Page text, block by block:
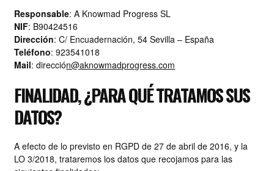
Responsable: A Knowmad Progress SL
NIF: B90424516
Dirección: C/ Encuadernación, 54 Sevilla – España
Teléfono: 923541018
Mail: dirección@aknowmadprogress.com
FINALIDAD, ¿PARA QUÉ TRATAMOS SUS
DATOS?
A efecto de lo previsto en RGPD de 27 de abril de 2016, y la
LO 3/2018, trataremos los datos que recojamos para las